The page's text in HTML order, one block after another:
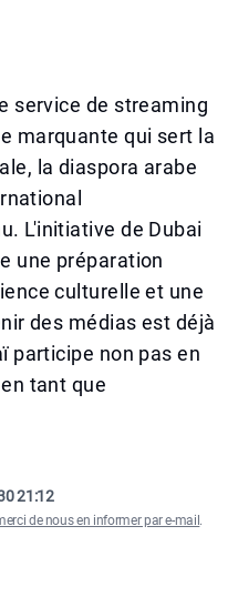
service de streaming
marquante qui sert la
la diaspora arabe
L'initiative de Dubai
une préparation
culturelle et une
des médias est déjà
participe non pas en
tant que
21:12
de nous en informer par e-mail .